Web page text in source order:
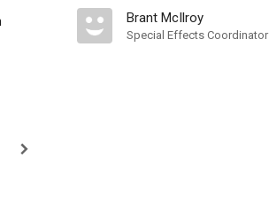
Brant McIlroy
Special Effects Coordinator